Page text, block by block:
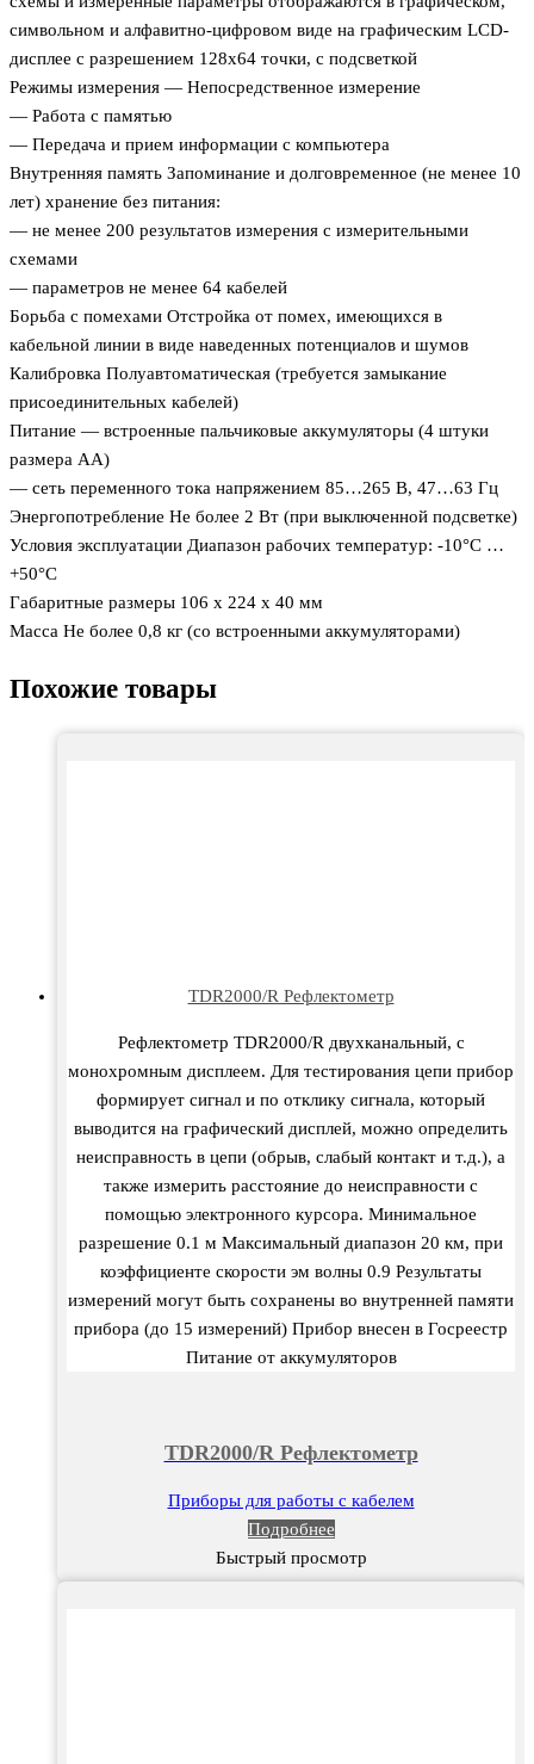
символьном и алфавитно-цифровом виде на графическим LCD-
дисплее с разрешением 128х64 точки, с подсветкой
Режимы измерения — Непосредственное измерение
— Работа с памятью
— Передача и прием информации с компьютера
Внутренняя память Запоминание и долговременное (не менее 10
лет) хранение без питания:
— не менее 200 результатов измерения с измерительными
схемами
— параметров не менее 64 кабелей
Борьба с помехами Отстройка от помех, имеющихся в
кабельной линии в виде наведенных потенциалов и шумов
Калибровка Полуавтоматическая (требуется замыкание
присоединительных кабелей)
Питание — встроенные пальчиковые аккумуляторы (4 штуки
размера АА)
— сеть переменного тока напряжением 85…265 В, 47…63 Гц
Энергопотребление Не более 2 Вт (при выключенной подсветке)
Условия эксплуатации Диапазон рабочих температур: -10°С …
+50°С
Габаритные размеры 106 х 224 х 40 мм
Масса Не более 0,8 кг (со встроенными аккумуляторами)
Похожие товары
TDR2000/R Рефлектометр
Рефлектометр TDR2000/R двухканальный, с
монохромным дисплеем. Для тестирования цепи прибор
формирует сигнал и по отклику сигнала, который
выводится на графический дисплей, можно определить
неисправность в цепи (обрыв, слабый контакт и т.д.), а
также измерить расстояние до неисправности с
помощью электронного курсора. Минимальное
разрешение 0.1 м Максимальный диапазон 20 км, при
коэффициенте скорости эм волны 0.9 Результаты
измерений могут быть сохранены во внутренней памяти
прибора (до 15 измерений) Прибор внесен в Госреестр
Питание от аккумуляторов
TDR2000/R Рефлектометр
Приборы для работы с кабелем
Подробнее
Быстрый просмотр